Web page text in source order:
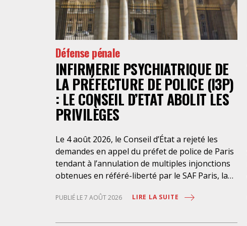
Défense pénale
INFIRMERIE PSYCHIATRIQUE DE
LA PRÉFECTURE DE POLICE (I3P)
: LE CONSEIL D’ETAT ABOLIT LES
PRIVILÈGES
Le 4 août 2026, le Conseil d’État a rejeté les
demandes en appel du préfet de police de Paris
tendant à l’annulation de multiples injonctions
obtenues en référé-liberté par le SAF Paris, la
Psychiatrie. Cette nouvelle décision confirme
PUBLIÉ LE 7 AOÛT 2026 LIRE LA SUITE